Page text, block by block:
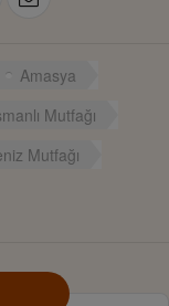
Amasya
Mutfağı
Mutfağı